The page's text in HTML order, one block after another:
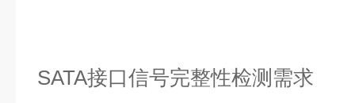
SATA接口信号完整性检测需求